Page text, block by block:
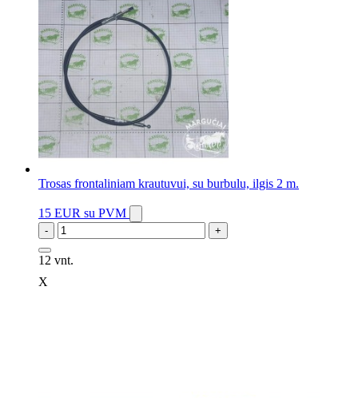
Trosas frontaliniam krautuvui, su burbulu, ilgis 2 m.
15 EUR su PVM
- +
12 vnt.
X